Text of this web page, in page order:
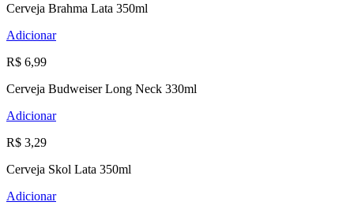
Cerveja Brahma Lata 350ml
Adicionar
R$ 6,99
Cerveja Budweiser Long Neck 330ml
Adicionar
R$ 3,29
Cerveja Skol Lata 350ml
Adicionar